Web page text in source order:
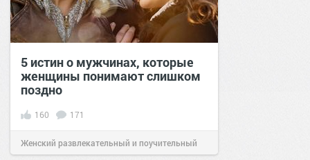
5 истин о мужчинах, которые
женщины понимают слишком
поздно
160 171
Женский развлекательный и поучительный